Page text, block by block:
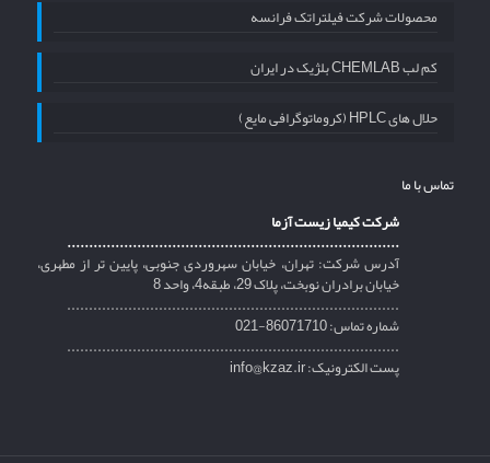
محصولات شرکت فیلتراتک فرانسه
کم لب CHEMLAB بلژیک در ایران
حلال های HPLC (کروماتوگرافی مایع)
تماس با ما
شرکت کیمیا زیست آزما
............................................................................
آدرس شرکت: تهران، خیابان سهروردی جنوبی، پایین تر از مطهری،
خیابان برادران نوبخت، پلاک 29، طبقه4، واحد 8
............................................................................
شماره تماس: 86071710-021
............................................................................
پست الکترونیک: info@kzaz.ir